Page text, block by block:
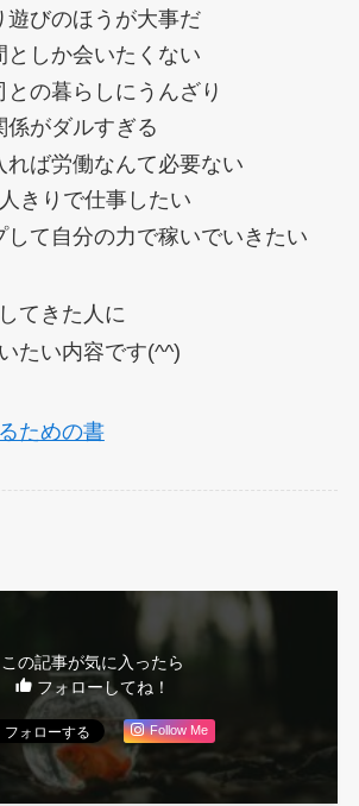
遊びのほうが大事だ
としか会いたくない
の暮らしにうんざり
係がダルすぎる
れば労働なんて必要ない
きりで仕事したい
して自分の力で稼いでいきたい
てきた人に
たい内容です(^^)
ための書
この記事が気に入ったら
フォローしてね！
Follow Me